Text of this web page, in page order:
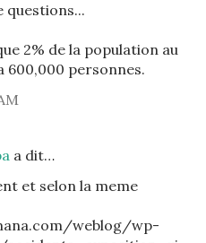
questions...
2% de la population au
600,000 personnes.
a dit…
et selon la meme
weblog/wp-